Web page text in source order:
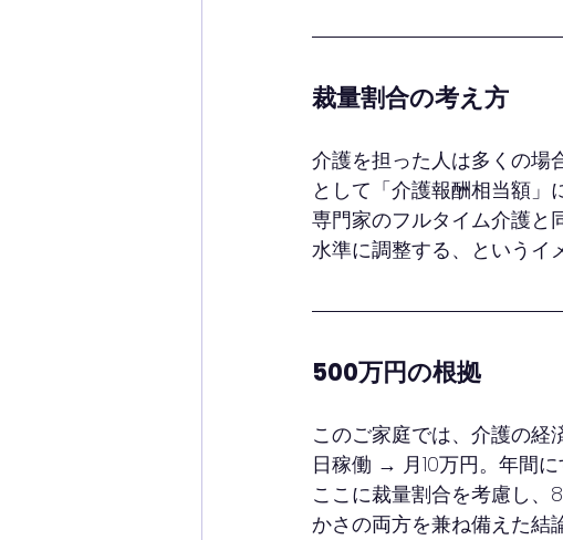
裁量割合の考え方
介護を担った人は多くの場
として「介護報酬相当額」
専門家のフルタイム介護と
水準に調整する、というイ
500万円の根拠
このご家庭では、介護の経
日稼働 → 月10万円。年間
ここに裁量割合を考慮し
かさの両方を兼ね備えた結